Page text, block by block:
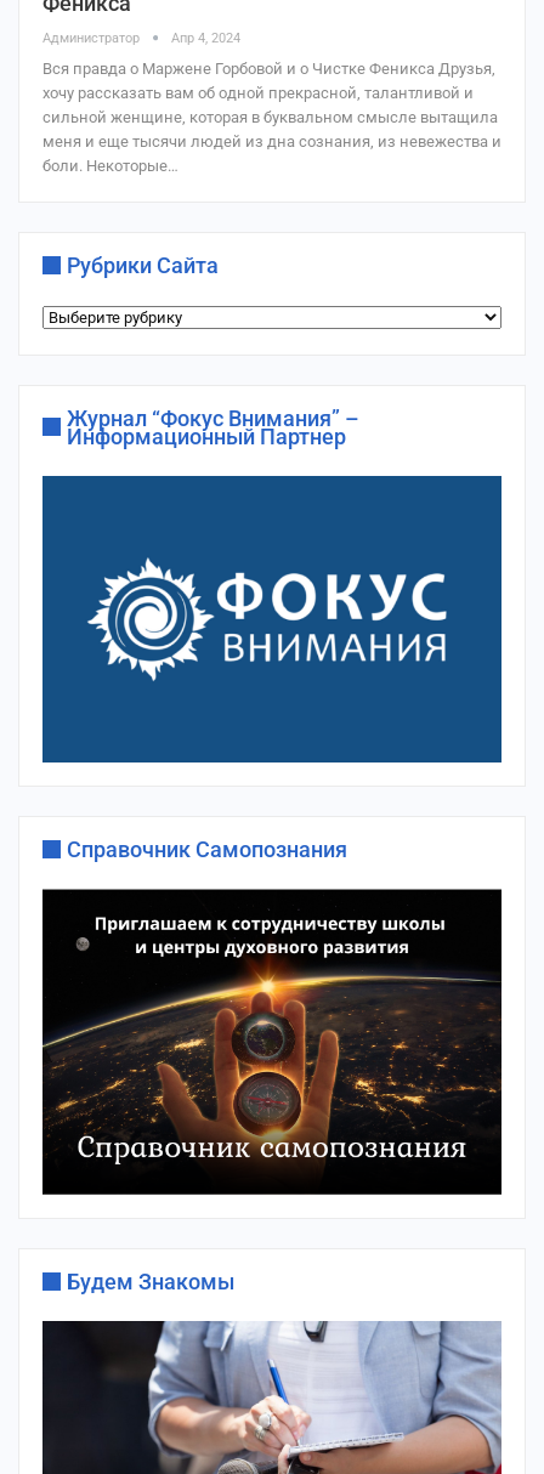
Администратор Апр 4, 2024
Вся правда о Маржене Горбовой и о Чистке Феникса Друзья,
хочу рассказать вам об одной прекрасной, талантливой и
сильной женщине, которая в буквальном смысле вытащила
меня и еще тысячи людей из дна сознания, из невежества и
боли. Некоторые…
Рубрики Сайта
Рубрики
Журнал “Фокус Внимания” –
Информационный Партнер
Справочник Самопознания
Будем Знакомы